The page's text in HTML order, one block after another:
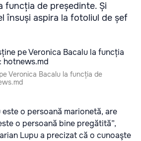
funcția de președinte. Și
însuși aspira la fotoliul de șef
Veronica Bacalu la funcția de
este o persoană marionetă, are
o persoană bine pregătită”,
Lupu a precizat că o cunoaşte